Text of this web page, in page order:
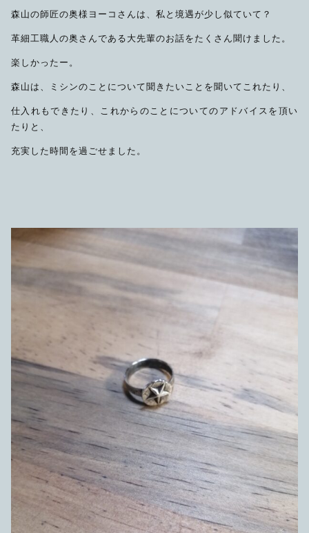
森山の師匠の奥様ヨーコさんは、私と境遇が少し似ていて？
革細工職人の奥さんである大先輩のお話をたくさん聞けました。
楽しかったー。
森山は、ミシンのことについて聞きたいことを聞いてこれたり、
仕入れもできたり、これからのことについてのアドバイスを頂い
たりと、
充実した時間を過ごせました。